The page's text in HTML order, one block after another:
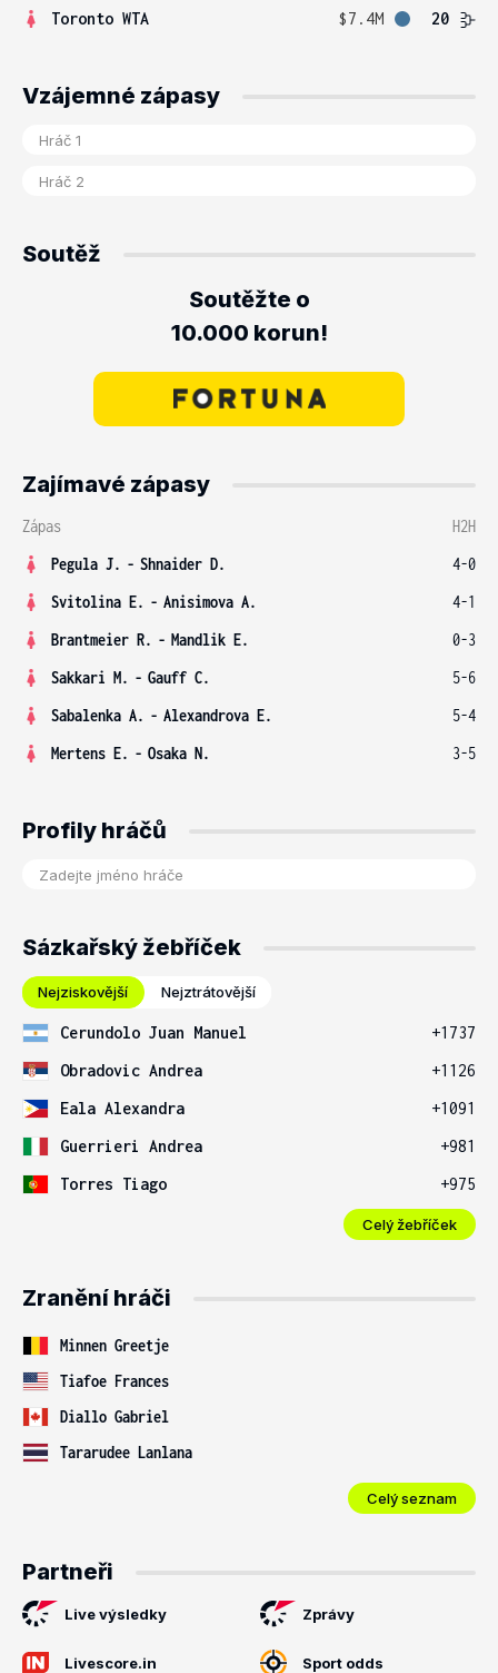
Toronto WTA
$7.4M 20
Vzájemné zápasy
Soutěž
Soutěžte o
10.000 korun!
Zajímavé zápasy
Zápas
H2H
Pegula J. - Shnaider D.
4-0
Svitolina E. - Anisimova A.
4-1
Brantmeier R. - Mandlik E.
0-3
Sakkari M. - Gauff C.
5-6
Sabalenka A. - Alexandrova E.
5-4
Mertens E. - Osaka N. 3-5
Profily hráčů
Sázkařský žebříček
Nejziskovější Nejztrátovější
Cerundolo Juan Manuel
+1737
Obradovic Andrea
+1126
Eala Alexandra
+1091
Guerrieri Andrea
+981
Torres Tiago
+975
Celý žebříček
Zranění hráči
Minnen Greetje
Tiafoe Frances
Diallo Gabriel
Tararudee Lanlana
Celý seznam
Partneři
Live výsledky Zprávy
Livescore.in Sport odds